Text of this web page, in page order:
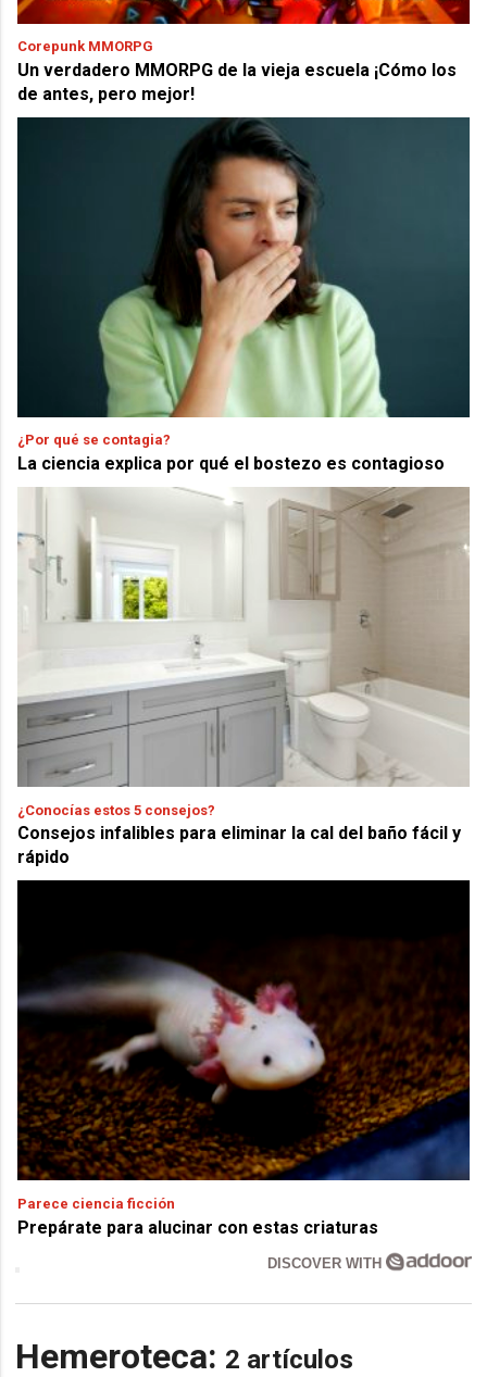
Corepunk MMORPG
Un verdadero MMORPG de la vieja escuela ¡Cómo los
de antes, pero mejor!
¿Por qué se contagia?
La ciencia explica por qué el bostezo es contagioso
¿Conocías estos 5 consejos?
Consejos infalibles para eliminar la cal del baño fácil y
rápido
Parece ciencia ficción
Prepárate para alucinar con estas criaturas
DISCOVER WITH
Hemeroteca: 2 artículos